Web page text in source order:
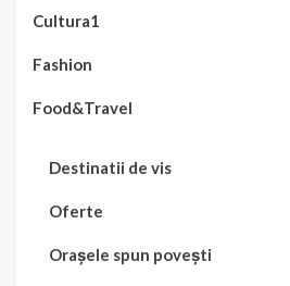
Cultura1
Fashion
Food&Travel
Destinatii de vis
Oferte
Orașele spun povești